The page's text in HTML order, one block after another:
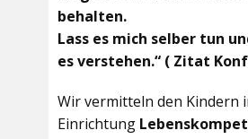
behalten.
Lass es mich selber tun
es verstehen.“ ( Zitat
Wir vermitteln den Kindern
Einrichtung